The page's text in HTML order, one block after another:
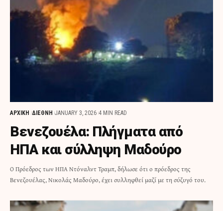
ΑΡΧΙΚΗ ΔΙΕΘΝΗ JANUARY 3, 2026 4 MIN READ
Βενεζουέλα: Πλήγματα από
ΗΠΑ και σύλληψη Μαδούρο
Ο Πρόεδρος των ΗΠΑ Ντόναλντ Τραμπ, δήλωσε ότι ο πρόεδρος της
Βενεζουέλας, Νικολάς Μαδούρο, έχει συλληφθεί μαζί με τη σύζυγό του.